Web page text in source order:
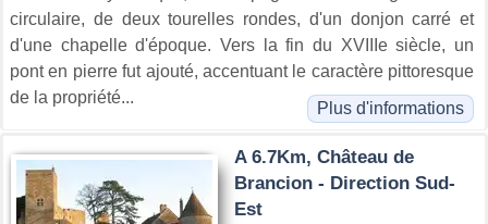
circulaire, de deux tourelles rondes, d'un donjon carré et
d'une chapelle d'époque. Vers la fin du XVIIIe siècle, un
pont en pierre fut ajouté, accentuant le caractère pittoresque
de la propriété...
Plus d'informations
A 6.7Km, Château de
Brancion - Direction Sud-
Est